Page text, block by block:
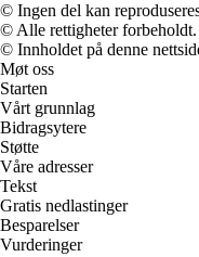
© Ingen del kan
© Alle rettigheter forbeholdt.
© Innholdet på denne
Møt oss
Starten
Vårt grunnlag
Bidragsytere
Støtte
Våre adresser
Tekst
Gratis nedlastinger
Besparelser
Vurderinger